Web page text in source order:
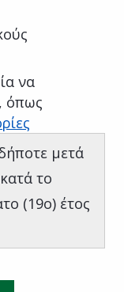
να
όπως
μετά
το
(19ο) έτος